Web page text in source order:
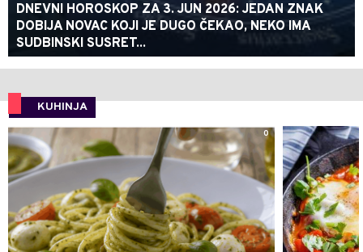
DNEVNI HOROSKOP ZA 3. JUN 2026: JEDAN ZNAK
DOBIJA NOVAC KOJI JE DUGO ČEKAO, NEKO IMA
SUDBINSKI SUSRET...
KUHINJA
0